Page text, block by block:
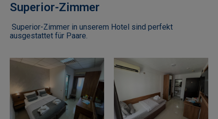
Superior-Zimmer
Superior-Zimmer in unserem Hotel sind perfekt
ausgestattet für Paare.